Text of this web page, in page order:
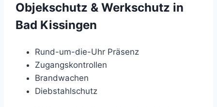
Objekschutz & Werkschutz in
Bad Kissingen
Rund-um-die-Uhr Präsenz
Zugangskontrollen
Brandwachen
Diebstahlschutz